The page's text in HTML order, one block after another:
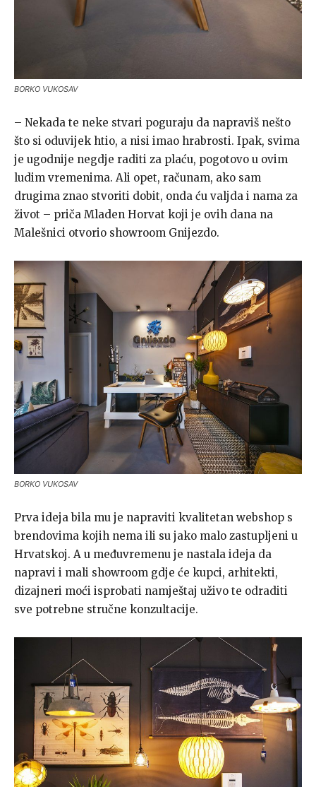
BORKO VUKOSAV
– Nekada te neke stvari poguraju da napraviš nešto
što si oduvijek htio, a nisi imao hrabrosti. Ipak, svima
je ugodnije negdje raditi za plaću, pogotovo u ovim
ludim vremenima. Ali opet, računam, ako sam
drugima znao stvoriti dobit, onda ću valjda i nama za
život – priča Mladen Horvat koji je ovih dana na
Malešnici otvorio showroom Gnijezdo.
BORKO VUKOSAV
Prva ideja bila mu je napraviti kvalitetan webshop s
brendovima kojih nema ili su jako malo zastupljeni u
Hrvatskoj. A u međuvremenu je nastala ideja da
napravi i mali showroom gdje će kupci, arhitekti,
dizajneri moći isprobati namještaj uživo te odraditi
sve potrebne stručne konzultacije.